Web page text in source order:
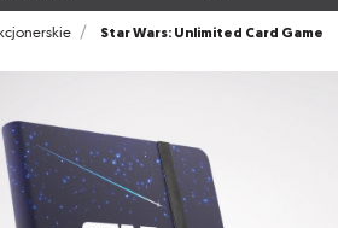
Star Wars: Unlimited Card Game